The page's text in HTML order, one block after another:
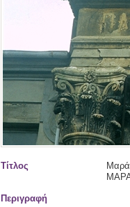
Τίτλος
Περιγραφή